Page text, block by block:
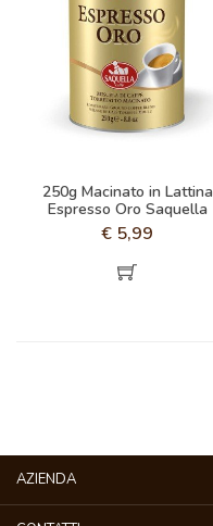
250g Macinato in Lattina
Espresso Oro Saquella
€ 5,99
AZIENDA